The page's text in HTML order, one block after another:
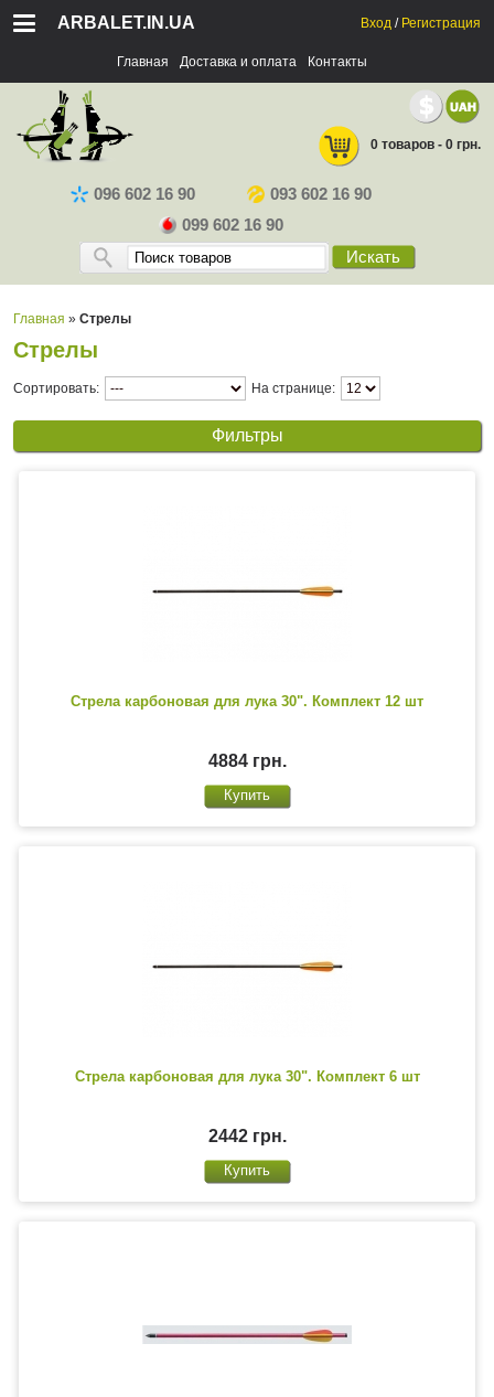
ARBALET.IN.UA
Главная Доставка и оплата Контакты
Вход / Регистрация
096 602 16 90
093 602 16 90
099 602 16 90
Искать
0 товаров - 0 грн.
Главная » Стрелы
Стрелы
Сортировать: На странице:
Фильтры
Стрела карбоновая для лука 30". Комплект 12 шт
4884 грн.
Стрела карбоновая для лука 30". Комплект 6 шт
2442 грн.